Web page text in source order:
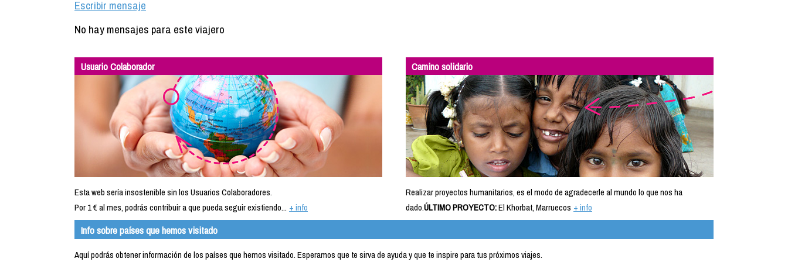
Escribir mensaje
No hay mensajes para este viajero
Usuario Colaborador
Esta web sería insostenible sin los Usuarios Colaboradores.
Por 1 € al mes, podrás contribuir a que pueda seguir existiendo... + info
Camino solidario
Realizar proyectos humanitarios, es el modo de agradecerle al mundo lo que nos ha
dado.ÚLTIMO PROYECTO:El Khorbat, Marruecos + info
Info sobre países que hemos visitado
Aquí podrás obtener información de los países que hemos visitado. Esperamos que te sirva de ayuda y que te inspire para tus próximos viajes.